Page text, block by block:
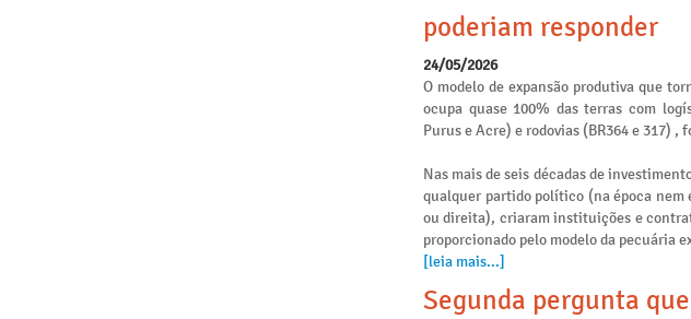
poderiam responder
24/05/2026
O modelo de expansão produtiva que
ocupa quase 100% das terras com
Purus e Acre) e rodovias (BR364 e 317)
Nas mais de seis décadas de
qualquer partido político (na época
ou direita), criaram instituições e
proporcionado pelo modelo da pecuária
[leia mais...]
Segunda pergunta